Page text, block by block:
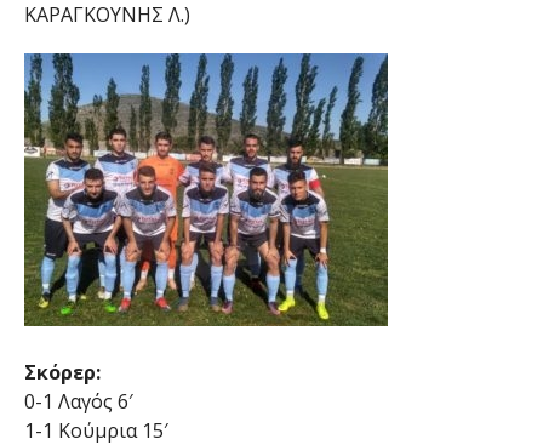
ΚΑΡΑΓΚΟΥΝΗΣ Λ.)
Σκόρερ:
0-1 Λαγός 6′
1-1 Κούμρια 15′